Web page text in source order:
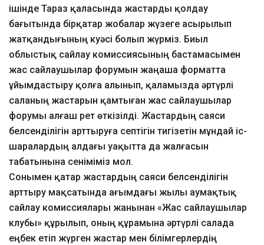
ішінде Тараз қаласында жастарды қолдау
бағытында бірқатар жобалар жүзеге асырылып
жатқандығының куәсі болып жүрміз. Биыл
облыстық сайлау комиссиясының бастамасымен
жас сайлаушылар форумын жаңаша форматта
ұйымдастыру қолға алынып, қаламызда әртүрлі
саланың жастарын қамтыған жас сайлаушылар
форумы алғаш рет өткізілді. Жастардың саяси
белсенділігін арттыруға септігін тигізетін мұндай іс-
шаралардың алдағы уақытта да жалғасын
табатынына сеніміміз мол.
Сонымен қатар жастардың саяси белсенділігін
арттыру мақсатында ағымдағы жылы аумақтық
сайлау комиссиялары жанынан «Жас сайлаушылар
клубы» құрылып, оның құрамына әртүрлі салада
еңбек етіп жүрген жастар мен білімгерлердің